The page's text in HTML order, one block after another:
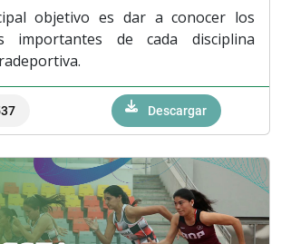
objetivo es dar a conocer los
importantes de cada disciplina
Descargar